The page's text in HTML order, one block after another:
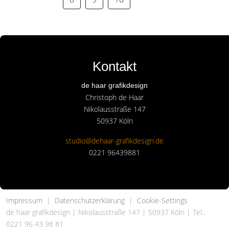
Kontakt
de haar grafikdesign
Christoph de Haar
Nikolausstraße 147
50937 Köln
studio@dehaar-grafikdesign.de
0221 96439881
Impressum | Datenschutzerklärung | Cookie-Settings
de haar grafikdesign | Nikolausstraße 147 | 50937 Köln | Tel.:
0221 96 43 98 81